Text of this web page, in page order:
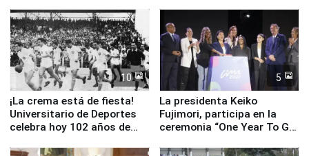
equipamiento para
Serenazgo
10
¡La crema está de fiesta!
Universitario de Deportes
celebra hoy 102 años de
5
La presidenta Keiko
Fujimori, participa en la
ceremonia “One Year To Go